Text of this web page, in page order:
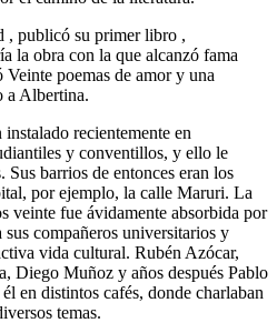
, publicó su primer libro ,
la obra con la que alcanzó fama
poemas de amor y una
a Albertina.
recientemente en
y conventillos, y ello le
Sus barrios de entonces eran los
por ejemplo, la calle Maruri. La
veinte fue ávidamente absorbida por
compañeros universitarios y
vida cultural. Rubén Azócar,
Diego Muñoz y años después Pablo
en distintos cafés, donde charlaban
temas.